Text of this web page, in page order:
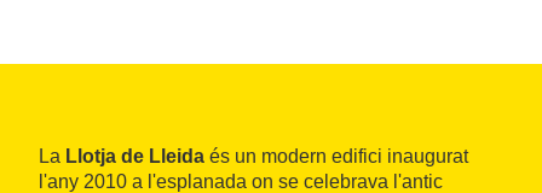
La Llotja de Lleida és un modern edifici inaugurat
l'any 2010 a l'esplanada on se celebrava l'antic